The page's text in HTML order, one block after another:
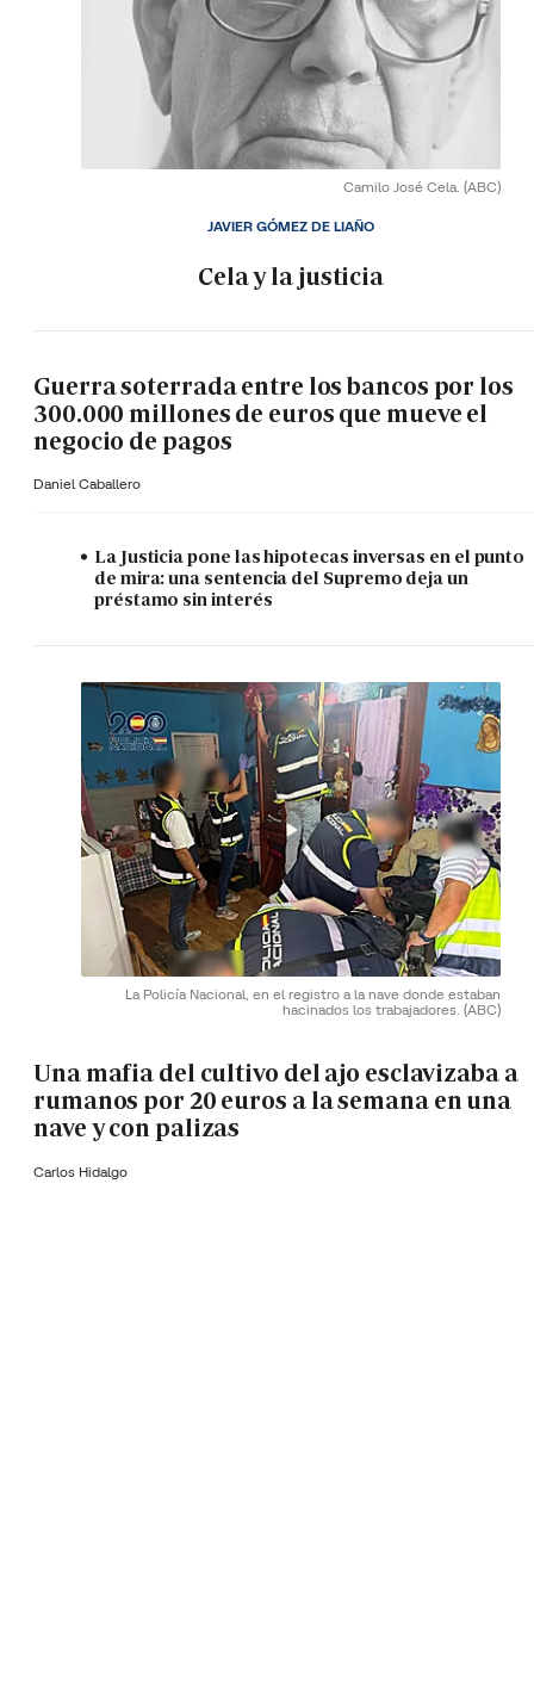
Camilo José Cela. (ABC)
Cela y la justicia
JAVIER GÓMEZ DE LIAÑO
Guerra soterrada entre los bancos por los
300.000 millones de euros que mueve el
negocio de pagos
Daniel Caballero
La Justicia pone las hipotecas inversas en el punto
de mira: una sentencia del Supremo deja un
préstamo sin interés
La Policía Nacional, en el registro a la nave donde estaban
hacinados los trabajadores. (ABC)
Una mafia del cultivo del ajo esclavizaba a
rumanos por 20 euros a la semana en una
nave y con palizas
Carlos Hidalgo